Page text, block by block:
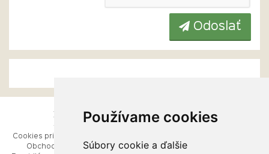
Používame cookies
Súbory cookie a ďalšie
Odoslať
ESHOP
Cookies pri prezeraní stránok
Obchodné podmienky
RÝCHLE MENU
Ako balíme Vaše šperky